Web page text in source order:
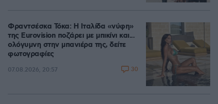
Φραντσέσκα Τόκα: Η Ιταλίδα «νύφη»
της Eurovision ποζάρει με μπικίνι και...
ολόγυμνη στην μπανιέρα της, δείτε
φωτογραφίες
07.08.2026, 20:57 30